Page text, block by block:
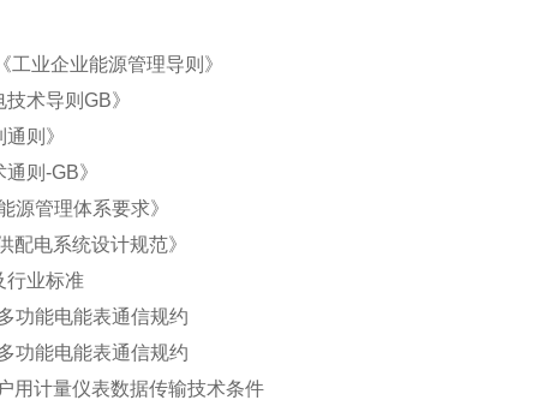
工业企业能源管理导则》
术导则GB》
则》
则-GB》
源管理体系要求》
配电系统设计规范》
行业标准
能电能表通信规约
能电能表通信规约
计量仪表数据传输技术条件